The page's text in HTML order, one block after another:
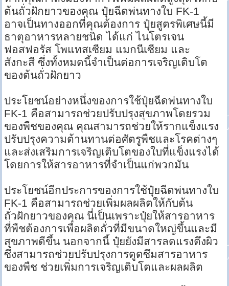
ต้นถั่วฝักยาวของคุณ ปุ๋ยฉีดพ่นทางใบ FK-1
อาจเป็นทางออกที่คุณต้องการ ปุ๋ยสูตรพิเศษนี้มี
ธาตุอาหารหลายชนิด ได้แก่ ไนโตรเจน
ฟอสฟอรัส โพแทสเซียม แมกนีเซียม และ
สังกะสี ซึ่งทั้งหมดนี้จำเป็นต่อการเจริญเติบโต
ของต้นถั่วฝักยาว
ประโยชน์อย่างหนึ่งของการใช้ปุ๋ยฉีดพ่นทางใบ
FK-1 คือสามารถช่วยปรับปรุงสุขภาพโดยรวม
ของพืชของคุณ คุณสามารถช่วยให้รากแข็งแรง
ปรับปรุงความต้านทานต่อศัตรูพืชและโรคต่างๆ
และส่งเสริมการเจริญเติบโตของใบที่แข็งแรงได้
โดยการให้สารอาหารที่จำเป็นแก่พวกมัน
ประโยชน์อีกประการของการใช้ปุ๋ยฉีดพ่นทางใบ
FK-1 คือสามารถช่วยเพิ่มผลผลิตให้กับต้น
ถั่วฝักยาวของคุณ นี่เป็นเพราะปุ๋ยให้สารอาหาร
ที่พืชต้องการเพื่อผลิตถั่วที่มีขนาดใหญ่ขึ้นและมี
สุขภาพดีขึ้น นอกจากนี้ ปุ๋ยยังมีสารลดแรงตึงผิว
ซึ่งสามารถช่วยปรับปรุงการดูดซึมสารอาหาร
ของพืช ช่วยเพิ่มการเจริญเติบโตและผลผลิต